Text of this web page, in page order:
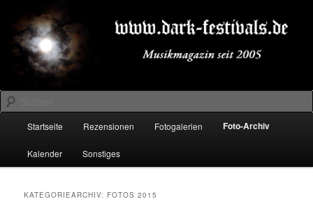
primären
Inhalt
springen
sekundären
Inhalt
springenDARK-FESTIVALS.DE
Suchen
Startseite Rezensionen Fotogalerien Foto-Archiv
Kalender Sonstiges
KATEGORIEARCHIV: FOTOS 2015